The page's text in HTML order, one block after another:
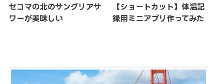
セコマの北のサングリアサ
ワーが美味しい
【ショートカット】体温記
録用ミニアプリ作ってみた